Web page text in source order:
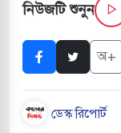
অ্যারেস্ট আবেদন,
জাদুঘর নতুন
নিউজটি শুনুন
অ+
ডেস্ক রিপোর্ট